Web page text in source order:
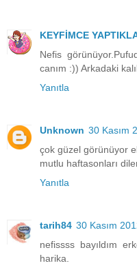
KEYFİMCE
Nefis
canım :)) Arkadaki
Yanıtla
Unknown 30 Kasım
çok güzel görünüyor
mutlu haftasonları
Yanıtla
tarih84 30 Kasım
nefissss bayıldım
harika.